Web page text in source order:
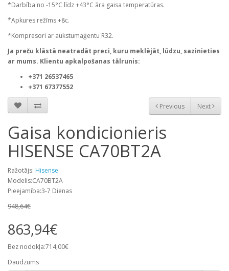
*Darbība no -15°C līdz +43°C āra gaisa temperatūras.
*Apkures režīms +8с.
*Kompresori ar aukstumaģentu R32.
Ja preču klāstā neatradāt preci, kuru meklējāt, lūdzu, sazinieties
ar mums. Klientu apkalpošanas tālrunis:
+371 26537465
+371 67377552
Previous Next
Gaisa kondicionieris
HISENSE CA70BT2A
Ražotājs: Hisense
Modelis:CA70BT2A
Pieejamība:3-7 Dienas
948,64€
863,94€
Bez nodokļa:714,00€
Daudzums